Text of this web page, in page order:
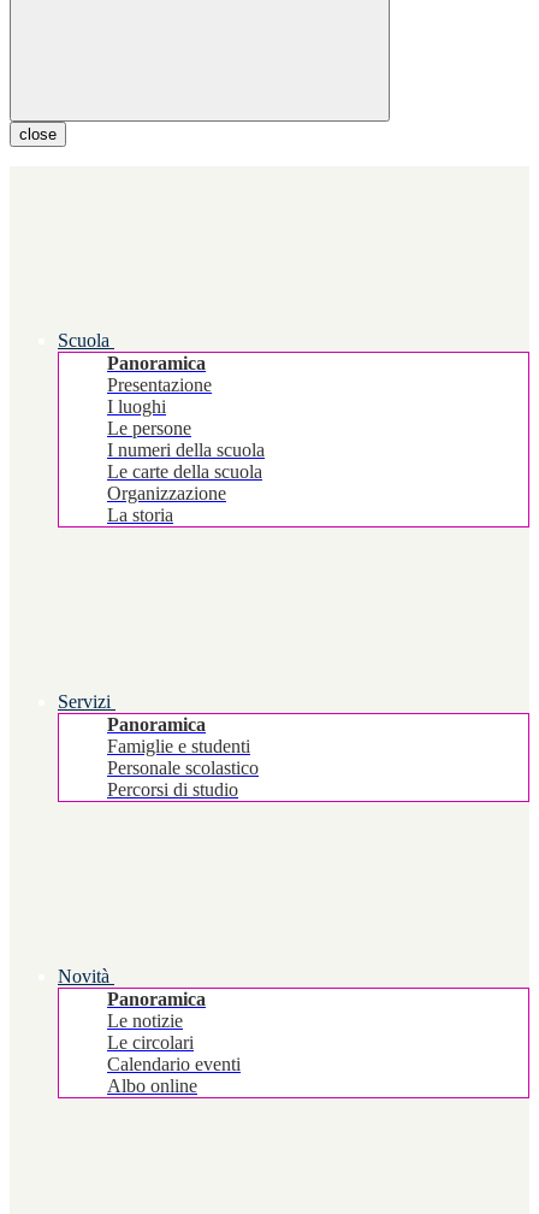
close
Scuola
Panoramica
Presentazione
I luoghi
Le persone
I numeri della scuola
Le carte della scuola
Organizzazione
La storia
Servizi
Panoramica
Famiglie e studenti
Personale scolastico
Percorsi di studio
Novità
Panoramica
Le notizie
Le circolari
Calendario eventi
Albo online